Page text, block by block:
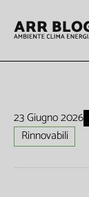
23 Giugno 2026
Rinnovabili